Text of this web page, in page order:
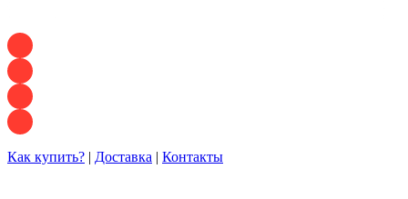
Как купить? | Доставка | Контакты